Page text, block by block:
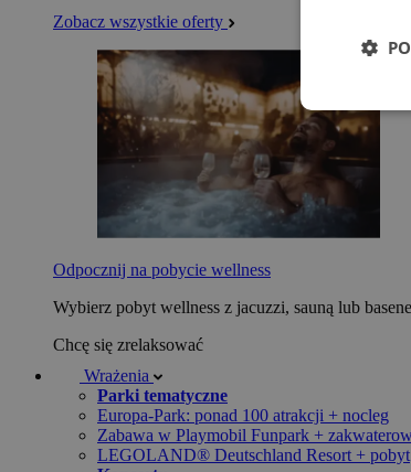
Zobacz wszystkie oferty
Odpocznij na pobycie wellness
Wybierz pobyt wellness z jacuzzi, sauną lub
Chcę się zrelaksować
Wrażenia
Parki tematyczne
Europa-Park: ponad 100 atrakcji + nocleg
Zabawa w Playmobil Funpark +
LEGOLAND® Deutschland Resort + pobyt